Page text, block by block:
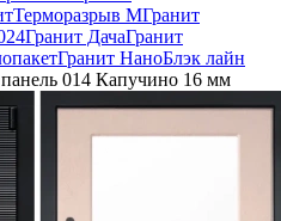
Терморазрыв МГранит
Гранит ДачаГранит
Гранит НаноБлэк лайн
014 Капучино 16 мм